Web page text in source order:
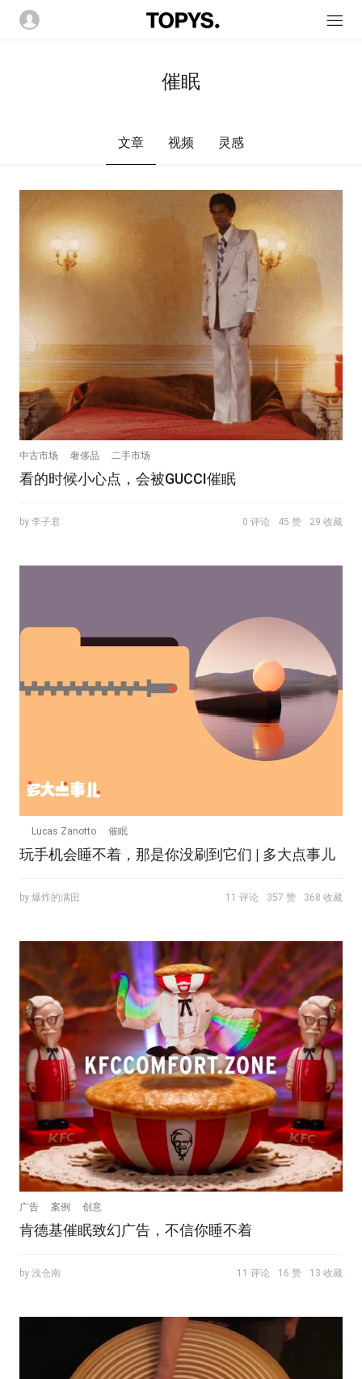
催眠
文章 视频 灵感
中古市场 奢侈品 二手市场
看的时候小心点，会被GUCCI催眠
by 李子君 0 评论 45 赞 29 收藏
Lucas Zanotto 催眠
玩手机会睡不着，那是你没刷到它们 | 多大点事儿
by 爆炸的满田 11 评论 357 赞 368 收藏
广告 案例 创意
肯德基催眠致幻广告，不信你睡不着
by 浅仓南 11 评论 16 赞 13 收藏